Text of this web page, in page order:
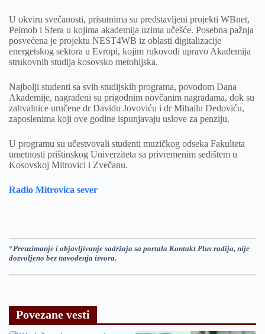
U okviru svečanosti, prisutnima su predstavljeni projekti WBnet,
Pelmob i Sfera u kojima akademija uzima učešće. Posebna pažnja
posvećena je projektu NEST4WB iz oblasti digitalizacije
energetskog sektora u Evropi, kojim rukovodi upravo Akademija
strukovnih studija kosovsko metohijska.
Najbolji studenti sa svih studijskih programa, povodom Dana
Akademije, nagrađeni su prigodnim novčanim nagradama, dok su
zahvalnice uručene dr Davidu Jovoviću i dr Mihailu Dedoviću,
zaposlenima koji ove godine ispunjavaju uslove za penziju.
U programu su učestvovali studenti muzičkog odseka Fakulteta
umetnosti prištinskog Univerziteta sa privremenim sedištem u
Kosovskoj Mitrovici i Zvečanu.
Radio Mitrovica sever
*Preuzimanje i objavljivanje sadržaja sa portala Kontakt Plus radija, nije
dozvoljeno bez navođenja izvora.
Povezane vesti